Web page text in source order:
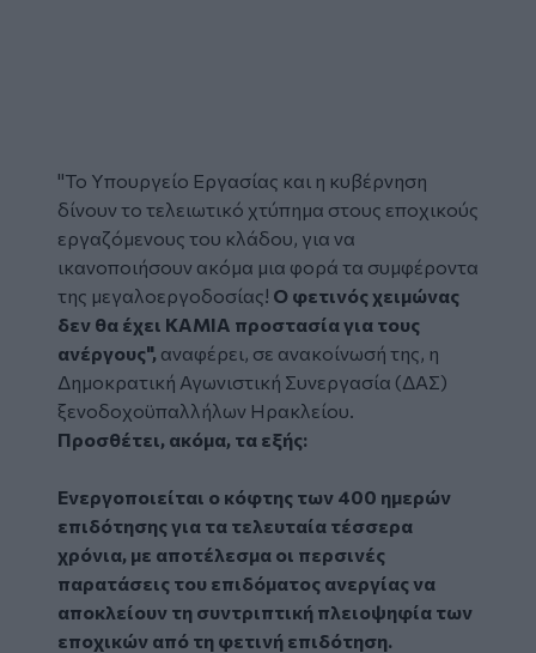
"Το Υπουργείο Εργασίας και η κυβέρνηση
δίνουν το τελειωτικό χτύπημα στους εποχικούς
εργαζόμενους του κλάδου, για να
ικανοποιήσουν ακόμα μια φορά τα συμφέροντα
της μεγαλοεργοδοσίας! Ο φετινός χειμώνας
δεν θα έχει ΚΑΜΙΑ προστασία για τους
ανέργους", αναφέρει, σε ανακοίνωσή της, η
Δημοκρατική Αγωνιστική Συνεργασία (ΔΑΣ)
ξενοδοχοϋπαλλήλων Ηρακλείου.
Προσθέτει, ακόμα, τα εξής:
Ενεργοποιείται ο κόφτης των 400 ημερών
επιδότησης για τα τελευταία τέσσερα
χρόνια, με αποτέλεσμα οι περσινές
παρατάσεις του επιδόματος ανεργίας να
αποκλείουν τη συντριπτική πλειοψηφία των
εποχικών από τη φετινή επιδότηση.